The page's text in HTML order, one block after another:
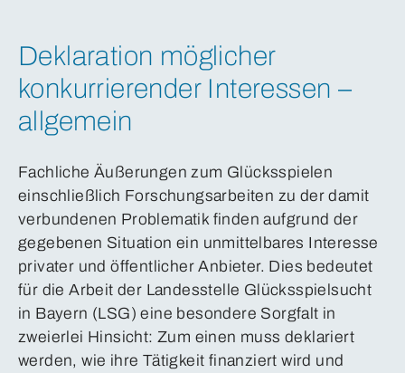
Deklaration möglicher
konkurrierender Interessen –
allgemein
Fachliche Äußerungen zum Glücksspielen
einschließlich Forschungsarbeiten zu der damit
verbundenen Problematik finden aufgrund der
gegebenen Situation ein unmittelbares Interesse
privater und öffentlicher Anbieter. Dies bedeutet
für die Arbeit der Landesstelle Glücksspielsucht
in Bayern (LSG) eine besondere Sorgfalt in
zweierlei Hinsicht: Zum einen muss deklariert
werden, wie ihre Tätigkeit finanziert wird und